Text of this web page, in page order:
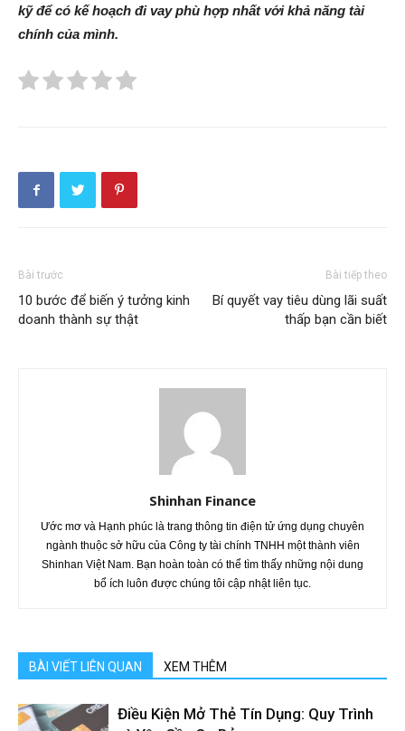
kỹ để có kế hoạch đi vay phù hợp nhất với khả năng tài
chính của mình.
Bài trước
10 bước để biến ý tưởng kinh
doanh thành sự thật
Bài tiếp theo
Bí quyết vay tiêu dùng lãi suất
thấp bạn cần biết
Shinhan Finance
Ước mơ và Hạnh phúc là trang thông tin điện tử ứng dụng chuyên
ngành thuộc sở hữu của Công ty tài chính TNHH một thành viên
Shinhan Việt Nam. Bạn hoàn toàn có thể tìm thấy những nội dung
bổ ích luôn được chúng tôi cập nhật liên tục.
BÀI VIẾT LIÊN QUAN XEM THÊM
Điều Kiện Mở Thẻ Tín Dụng: Quy Trình